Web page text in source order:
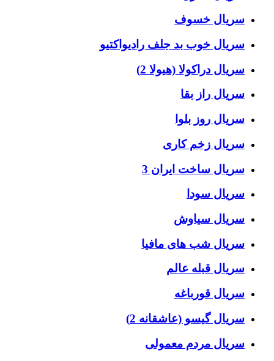
سریال خسوف
سریال خوب بد جلف رادیواکتیو
سریال دراکولا (هیولا 2)
سریال راز بقا
سریال روز بلوا
سریال زخم کاری
سریال ساخت ایران 3
سریال سودا
سریال سیاوش
سریال شب های مافیا
سریال قبله عالم
سریال قورباغه
سریال گیسو (عاشقانه 2)
سریال مردم معمولی